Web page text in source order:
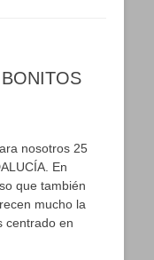
nosotros 25
En
que también
mucho la
centrado en